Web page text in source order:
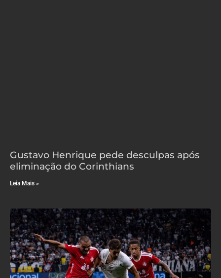
Gustavo Henrique pede desculpas após
eliminação do Corinthians
Leia Mais »